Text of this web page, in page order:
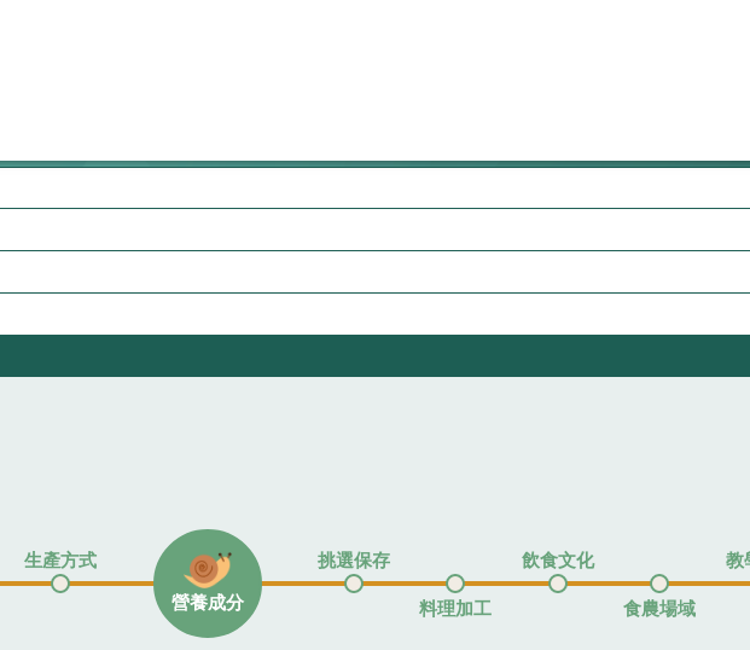
生產方式
營養成分
挑選保存
料理加工
飲食文化
食農場域
教